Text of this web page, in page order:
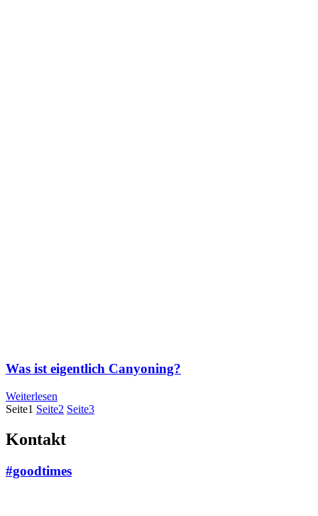
Was ist eigentlich Canyoning?
Weiterlesen
Seite1 Seite2 Seite3
Kontakt
#goodtimes